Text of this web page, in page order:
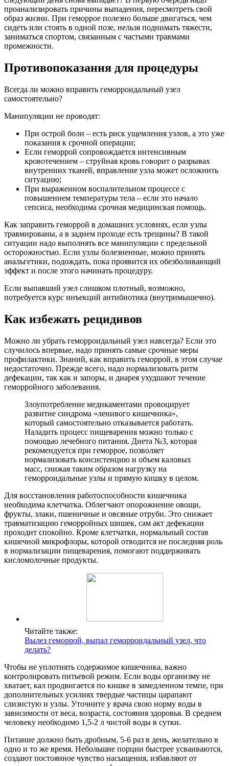
проанализировать причины выпадения, пересмотреть свой
образ жизни. При геморрое полезно больше двигаться, чем
сидеть или стоять в одной позе, нельзя поднимать тяжести,
заниматься спортом, связанным с частыми травмами
промежности.
Противопоказания для процедуры
Всегда ли можно вправить геморроидальный узел
самостоятельно?
Манипуляции не проводят:
При острой боли – есть риск ущемления узлов, а это уже
показания к срочной операции;
Если геморрой сопровождается интенсивным
кровотечением – струйная кровь говорит о разрывах
внутренних тканей, вправление узла может осложнить
ситуацию;
При выраженном воспалительном процессе с
повышением температуры тела – если это начало
сепсиса, необходима срочная медицинская помощь.
Как заправить геморрой в домашних условиях, если узлы
травмированы, а в заднем проходе есть трещины? В такой
ситуации надо выполнять все манипуляции с предельной
осторожностью. Если узлы болезненные, можно принять
анальгетики, подождать, пока проявится их обезболивающий
эффект и после этого начинать процедуру.
Если выпавший узел слишком плотный, возможно,
потребуется курс инъекций антибиотика (внутримышечно).
Как избежать рецидивов
Можно ли убрать геморроидальный узел навсегда? Если это
случилось впервые, надо принять самые срочные меры
профилактики. Знаний, как вправить геморрой, в этом случае
недостаточно. Прежде всего, надо нормализовать ритм
дефекации, так как и запоры, и диарея ухудшают течение
геморройного заболевания.
Злоупотребление медикаментами провоцирует
развитие синдрома «ленивого кишечника»,
который самостоятельно отказывается работать.
Наладить процесс пищеварения можно только с
помощью лечебного питания. Диета №3, которая
рекомендуется при геморрое, позволяет
нормализовать консистенцию и объем каловых
масс, снижая таким образом нагрузку на
геморроидальные узлы и прямую кишку в целом.
Для восстановления работоспособности кишечника
необходима клетчатка. Облегчают опорожнение овощи,
фрукты, злаки, пшеничные и овсяные отруби. Это снижает
травматизацию геморройных шишек, сам акт дефекации
проходит спокойно. Кроме клетчатки, нормальный состав
кишечной микрофлоры, которой отводится не последняя роль
в нормализации пищеварения, помогают поддерживать
кисломолочные продукты.
Читайте также:
Вылез геморрой, выпал геморроидальный узел, что
делать?
Чтобы не уплотнять содержимое кишечника, важно
контролировать питьевой режим. Если воды организму не
хватает, кал продвигается по кишке в замедленном темпе, при
дополнительных усилиях твердые частицы царапают
слизистую и узлы. Уточните у врача свою норму воды в
зависимости от веса, возраста, состояния здоровья. В среднем
человеку необходимо 1,5-2 л чистой воды в сутки.
Питание должно быть дробным, 5-6 раз в день, желательно в
одно и то же время. Небольшие порции быстрее усваиваются,
создают постоянное чувство насыщения, избавляют от